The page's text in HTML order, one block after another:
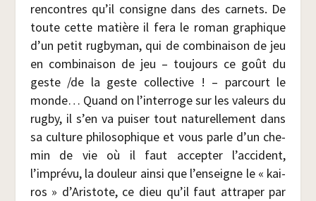
ren­contres qu’il consigne dans des car­nets. De
toute cette matière il fera le roman gra­phique
d’un petit rug­by­man, qui de com­bi­nai­son de jeu
en com­bi­nai­son de jeu – tou­jours ce goût du
geste /​de la geste col­lec­tive ! – par­court le
monde… Quand on l’interroge sur les valeurs du
rug­by, il s’en va pui­ser tout natu­rel­le­ment dans
sa culture phi­lo­so­phique et vous parle d’un che­
min de vie où il faut accep­ter l’accident,
l’imprévu, la dou­leur ain­si que l’enseigne le « kai­
ros » d’Aristote, ce dieu qu’il faut attra­per par